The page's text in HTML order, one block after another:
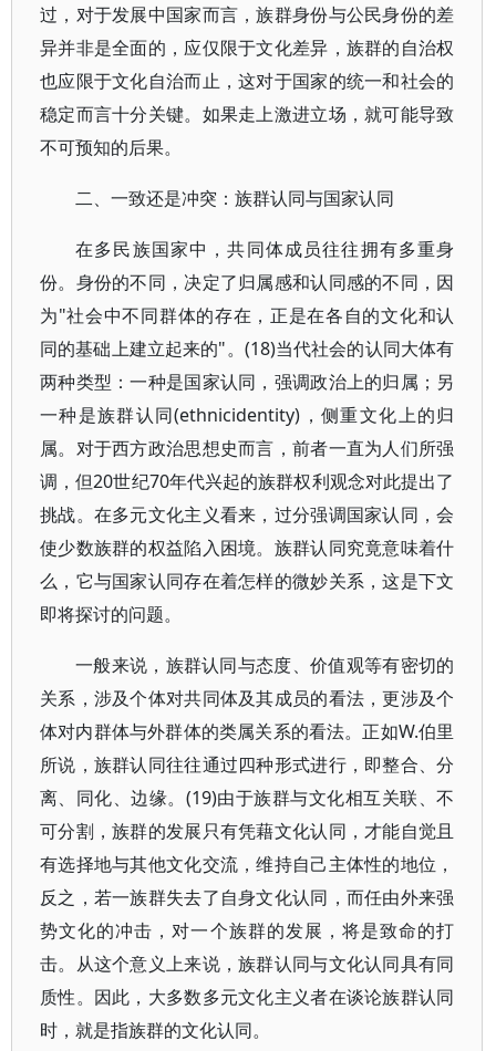
过，对于发展中国家而言，族群身份与公民身份的差
异并非是全面的，应仅限于文化差异，族群的自治权
也应限于文化自治而止，这对于国家的统一和社会的
稳定而言十分关键。如果走上激进立场，就可能导致
不可预知的后果。
二、一致还是冲突：族群认同与国家认同
在多民族国家中，共同体成员往往拥有多重身
份。身份的不同，决定了归属感和认同感的不同，因
为"社会中不同群体的存在，正是在各自的文化和认
同的基础上建立起来的"。(18)当代社会的认同大体有
两种类型：一种是国家认同，强调政治上的归属；另
一种是族群认同(ethnicidentity)，侧重文化上的归
属。对于西方政治思想史而言，前者一直为人们所强
调，但20世纪70年代兴起的族群权利观念对此提出了
挑战。在多元文化主义看来，过分强调国家认同，会
使少数族群的权益陷入困境。族群认同究竟意味着什
么，它与国家认同存在着怎样的微妙关系，这是下文
即将探讨的问题。
一般来说，族群认同与态度、价值观等有密切的
关系，涉及个体对共同体及其成员的看法，更涉及个
体对内群体与外群体的类属关系的看法。正如W.伯里
所说，族群认同往往通过四种形式进行，即整合、分
离、同化、边缘。(19)由于族群与文化相互关联、不
可分割，族群的发展只有凭藉文化认同，才能自觉且
有选择地与其他文化交流，维持自己主体性的地位，
反之，若一族群失去了自身文化认同，而任由外来强
势文化的冲击，对一个族群的发展，将是致命的打
击。从这个意义上来说，族群认同与文化认同具有同
质性。因此，大多数多元文化主义者在谈论族群认同
时，就是指族群的文化认同。